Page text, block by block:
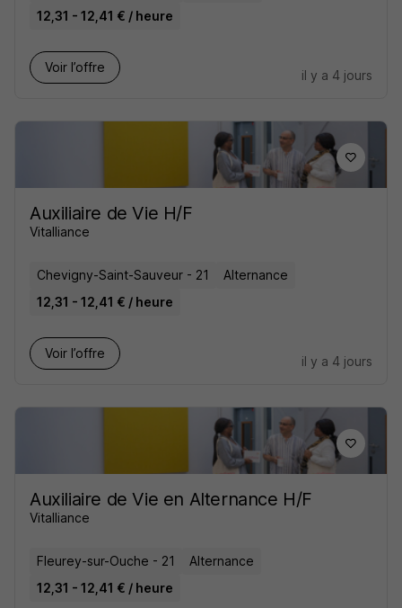
12,31 - 12,41 € / heure
Voir l’offre
il y a 4 jours
Auxiliaire de Vie H/F
Vitalliance
Chevigny-Saint-Sauveur - 21
Alternance
12,31 - 12,41 € / heure
Voir l’offre
il y a 4 jours
Auxiliaire de Vie en Alternance H/F
Vitalliance
Fleurey-sur-Ouche - 21
Alternance
12,31 - 12,41 € / heure